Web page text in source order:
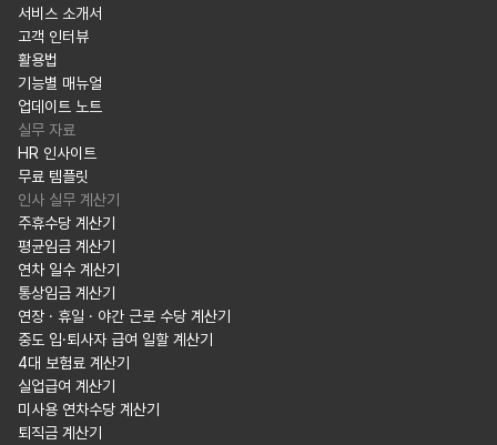
서비스 소개서
고객 인터뷰
활용법
기능별 매뉴얼
업데이트 노트
실무 자료
HR 인사이트
무료 템플릿
인사 실무 계산기
주휴수당 계산기
평균임금 계산기
연차 일수 계산기
통상임금 계산기
연장 · 휴일 · 야간 근로 수당 계산기
중도 입·퇴사자 급여 일할 계산기
4대 보험료 계산기
실업급여 계산기
미사용 연차수당 계산기
퇴직금 계산기